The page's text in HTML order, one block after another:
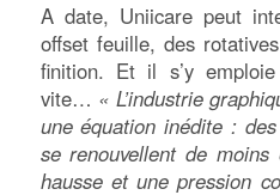
A date, Uniicare peut
offset feuille, des
finition. Et il s’y
vite… « L’industrie
une équation inédite :
se renouvellent de
hausse et une pression